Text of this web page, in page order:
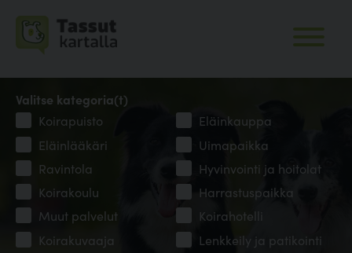
Valitse kategoria(t)
Koirapuisto
Eläinkauppa
Eläinlääkäri
Uimapaikka
Ravintola
Hyvinvointi ja hoitolat
Koirakoulu
Harrastuspaikka
Muut palvelut
Koirahotelli
Koirakuvaaja
Lenkkeily ja patikointi